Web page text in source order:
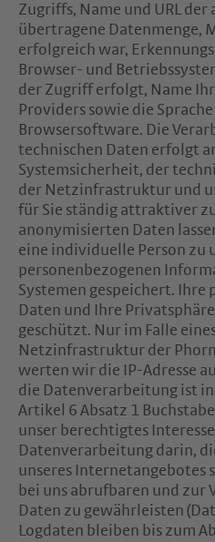
Zugriffs, Name und URL
übertragene Datenmenge,
erfolgreich war,
Browser- und
der Zugriff erfolgt, Name
Providers sowie die
Browsersoftware. Die
technischen Daten erfolgt
Systemsicherheit, der
der Netzinfrastruktur und
für Sie ständig attraktiver
anonymisierten Daten
eine individuelle Person zu
personenbezogenen
Systemen gespeichert. Ihre
Daten und Ihre
geschützt. Nur im Falle
Netzinfrastruktur der
werten wir die IP-Adresse
die Datenverarbeitung ist
Artikel 6 Absatz 1
unser berechtigtes
Datenverarbeitung darin,
unseres Internetangebotes
bei uns abrufbaren und zur
Daten zu gewährleisten
Logdaten bleiben bis zum